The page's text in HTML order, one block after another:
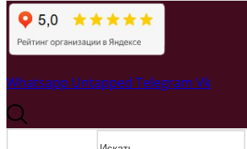
Whatsapp Untapped Telegram Vk